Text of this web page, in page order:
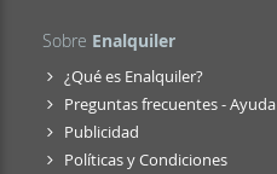
Sobre Enalquiler
¿Qué es Enalquiler?
Preguntas frecuentes - Ayuda
Publicidad
Políticas y Condiciones